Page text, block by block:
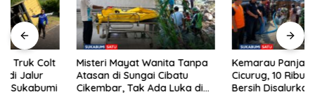
Misteri Mayat Wanita Tanpa
Atasan di Sungai Cibatu
Cikembar, Tak Ada Luka di
Kemarau Panjang Landa
Cicurug, 10 Ribu Liter Air
Bersih Disalurkan ke